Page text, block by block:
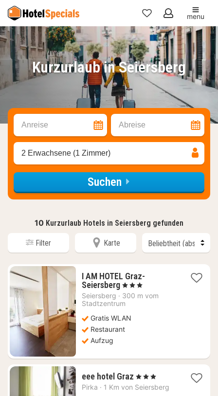
Meine
Favoriten
menu
Kurzurlaub in Seiersberg
Anreise Abreise
2 Erwachsene (1 Zimmer)
Suchen
10 Kurzurlaub Hotels in Seiersberg gefunden
Filter Karte
I AM HOTEL Graz-
Seiersberg1
Nacht
ab
€
, 3 Sterne
Seiersberg · 300 m vom
Stadtzentrum
Gratis WLAN
Restaurant
Aufzug
eee hotel Graz 1
Nacht
, 3 Sterne
Pirka · 1 Km von Seiersberg